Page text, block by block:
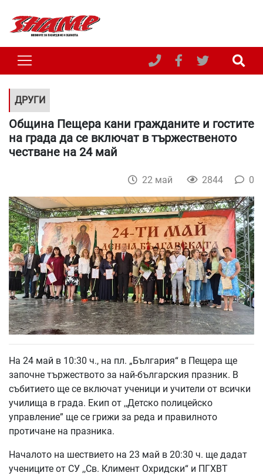
ДРУГИ
Община Пещера кани гражданите и гостите
на града да се включат в тържественото
честване на 24 май
22 май 2844 0
На 24 май в 10:30 ч., на пл. „България“ в Пещера ще
започне тържеството за най-българския празник. В
събитието ще се включат ученици и учители от всички
училища в града. Екип от ,,Детско полицейско
управление” ще се грижи за реда и правилното
протичане на празника.
Началото на шествието на 23 май в 20:30 ч. ще дадат
учениците от СУ ,,Св. Климент Охридски“ и ПГХВТ